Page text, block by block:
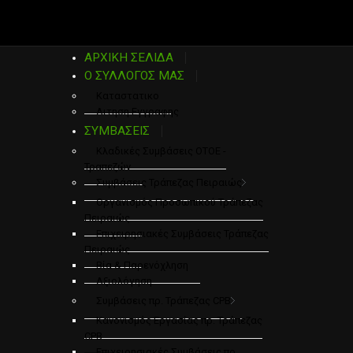
ΑΡΧΙΚΗ ΣΕΛΙΔΑ
Ο ΣΥΛΛΟΓΟΣ ΜΑΣ
Αιτηση Εγγραφης
ΣΥΜΒΑΣΕΙΣ
Τραπεζών
Συμβάσεις Τράπεζας Πειραιώς
Οργανισμός Προσωπικού Τράπεζας
Πειραιώς
Επιχειρησιακές Συμβάσεις Τράπεζας
Πειραιώς
Βία & Παρενόχληση
Αξιολόγηση
Συμβάσεις πρ. Τράπεζας CPB
Κανονισμός Εργασίας πρ. Τράπεζας
CPB